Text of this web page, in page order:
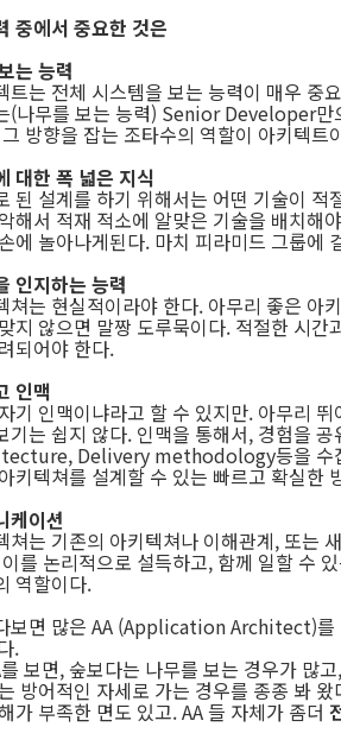
중에서 중요한 것은
는 능력
트는 전체 시스템을 보는 능력이 매우 중
(나무를 보는 능력) Senior Developer만
방향을 잡는 조타수의 역할이 아키텍트
대한 폭 넓은 지식
된 설계를 하기 위해서는 어떤 기술이 적
해서 적재 적소에 알맞은 기술을 배치해
에 놀아나게된다. 마치 피라미드 그룹에
인지하는 능력
쳐는 현실적이라야 한다. 아무리 좋은 아
지 않으면 말짱 도루묵이다. 적절한 시
되어야 한다.
인맥
기 인맥이냐라고 할 수 있지만. 아무리
기는 쉽지 않다. 인맥을 통해서, 경험을
Delivery methodology등을 수
키텍쳐를 설계할 수 있는 빠르고 확실한
케이션
쳐는 기존의 아키텍쳐나 이해관계, 또는
를 논리적으로 설득하고, 함께 일할 수
역할이다.
보면 많은 AA (Application Architect)를
.
보면, 숲보다는 나무를 보는 경우가 많
방어적인 자세로 가는 경우를 종종 봐
가 부족한 면도 있고. AA 들 자체가 좀더